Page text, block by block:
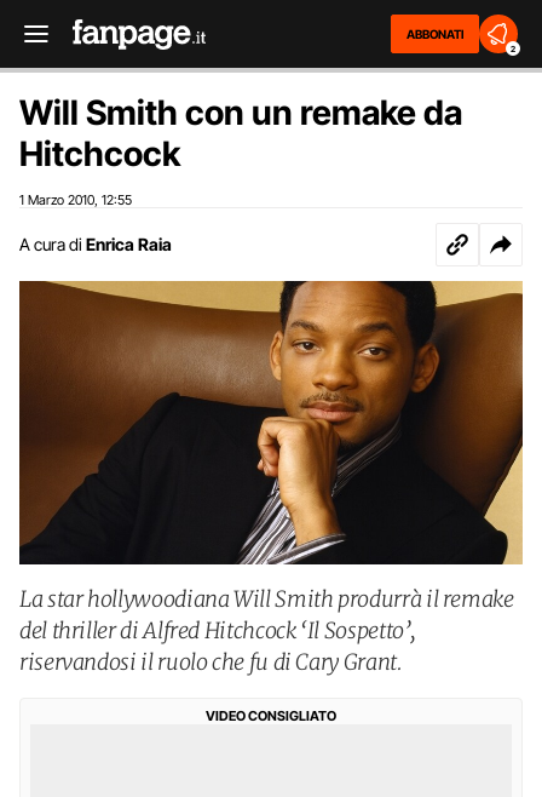
ABBONATI
2
Will Smith con un remake da
Hitchcock
1 Marzo 2010 12:55
A cura di Enrica Raia
La star hollywoodiana Will Smith produrrà il remake
del thriller di Alfred Hitchcock ‘Il Sospetto’,
riservandosi il ruolo che fu di Cary Grant.
VIDEO CONSIGLIATO